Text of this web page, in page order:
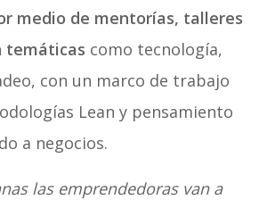
medio de mentorías, talleres
temáticas como tecnología,
con un marco de trabajo
Lean y pensamiento
a negocios.
las emprendedoras van a